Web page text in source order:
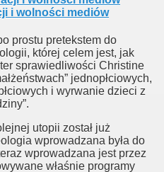
i wolności mediów
prostu pretekstem do
której celem jest, jak
sprawiedliwości Christine
jednopłciowych,
i wyrwanie dzieci z
utopii został już
wprowadzana była do
wprowadzana jest przez
właśnie programy